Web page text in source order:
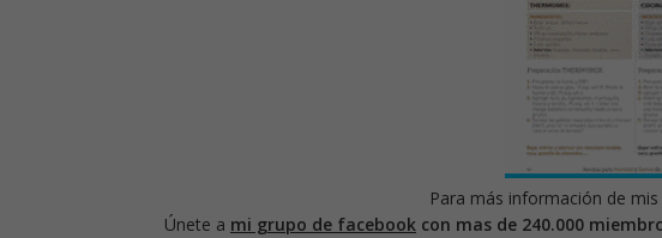
Para más información de
Únete a mi grupo de facebook con mas de 240.000